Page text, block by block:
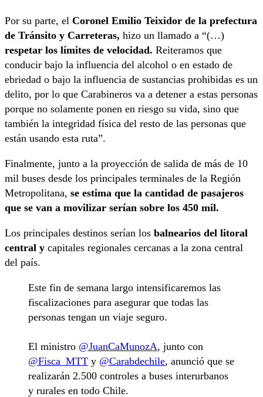
Por su parte, el Coronel Emilio Teixidor de la prefectura
de Tránsito y Carreteras, hizo un llamado a “(…)
respetar los límites de velocidad. Reiteramos que
conducir bajo la influencia del alcohol o en estado de
ebriedad o bajo la influencia de sustancias prohibidas es un
delito, por lo que Carabineros va a detener a estas personas
porque no solamente ponen en riesgo su vida, sino que
también la integridad física del resto de las personas que
están usando esta ruta”.
Finalmente, junto a la proyección de salida de más de 10
mil buses desde los principales terminales de la Región
Metropolitana, se estima que la cantidad de pasajeros
que se van a movilizar serían sobre los 450 mil.
Los principales destinos serían los balnearios del litoral
central y capitales regionales cercanas a la zona central
del país.
Este fin de semana largo intensificaremos las
fiscalizaciones para asegurar que todas las
personas tengan un viaje seguro.
El ministro @JuanCaMunozA, junto con
@Fisca_MTT y @Carabdechile, anunció que se
realizarán 2.500 controles a buses interurbanos
y rurales en todo Chile.